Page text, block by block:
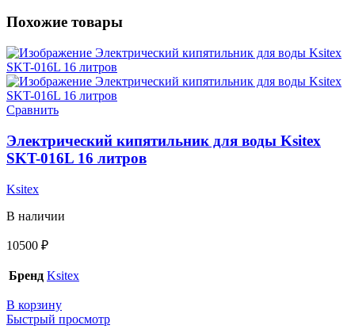
Похожие товары
Сравнить
Электрический кипятильник для воды Ksitex
SKT-016L 16 литров
Ksitex
В наличии
10500 ₽
Бренд Ksitex
В корзину
Быстрый просмотр